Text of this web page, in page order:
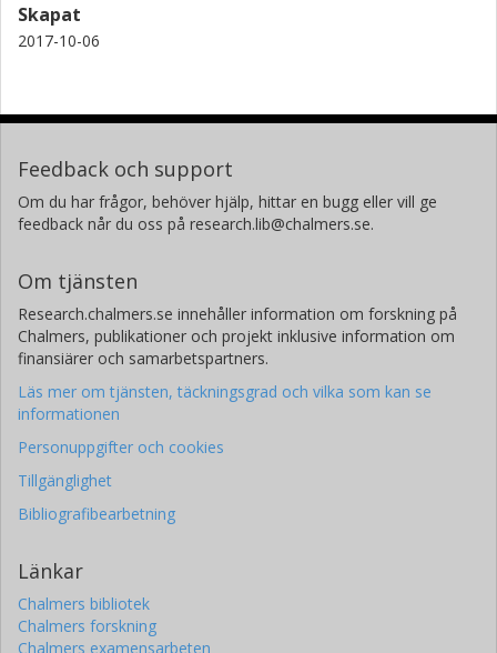
Skapat
2017-10-06
Feedback och support
Om du har frågor, behöver hjälp, hittar en bugg eller vill ge
feedback når du oss på research.lib@chalmers.se.
Om tjänsten
Research.chalmers.se innehåller information om forskning på
Chalmers, publikationer och projekt inklusive information om
finansiärer och samarbetspartners.
Läs mer om tjänsten, täckningsgrad och vilka som kan se
informationen
Personuppgifter och cookies
Tillgänglighet
Bibliografibearbetning
Länkar
Chalmers bibliotek
Chalmers forskning
Chalmers examensarbeten